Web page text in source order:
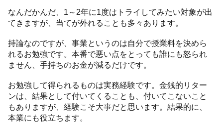
なんだかんだ、1～2年に1度はトライしてみたい対象が出
てきますが、当てが外れることも多々あります。
持論なのですが、事業というのは自分で授業料を決めら
れるお勉強です。本番で悪い点をとっても誰にも怒られ
ません、手持ちのお金が減るだけです。
お勉強して得られるものは実務経験です。金銭的リター
ンは、結果として付いてくることも、付いてこないこと
もありますが、経験こそ大事だと思います。結果的に、
本業にも役立ちます。